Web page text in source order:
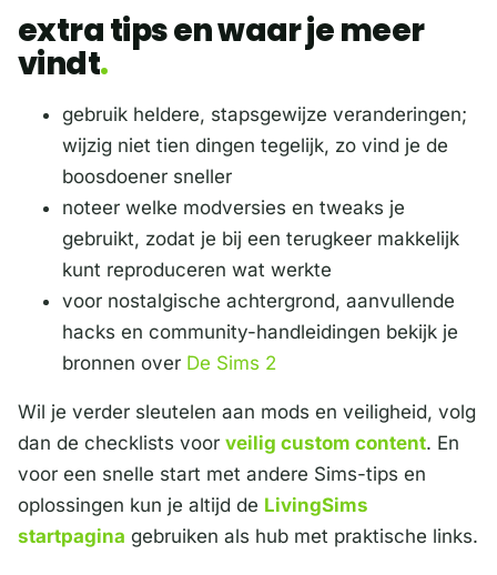
extra tips en waar je meer
vindt
gebruik heldere, stapsgewijze veranderingen;
wijzig niet tien dingen tegelijk, zo vind je de
boosdoener sneller
noteer welke modversies en tweaks je
gebruikt, zodat je bij een terugkeer makkelijk
kunt reproduceren wat werkte
voor nostalgische achtergrond, aanvullende
hacks en community-handleidingen bekijk je
bronnen over De Sims 2
Wil je verder sleutelen aan mods en veiligheid, volg
dan de checklists voor veilig custom content. En
voor een snelle start met andere Sims-tips en
oplossingen kun je altijd de LivingSims
startpagina gebruiken als hub met praktische links.